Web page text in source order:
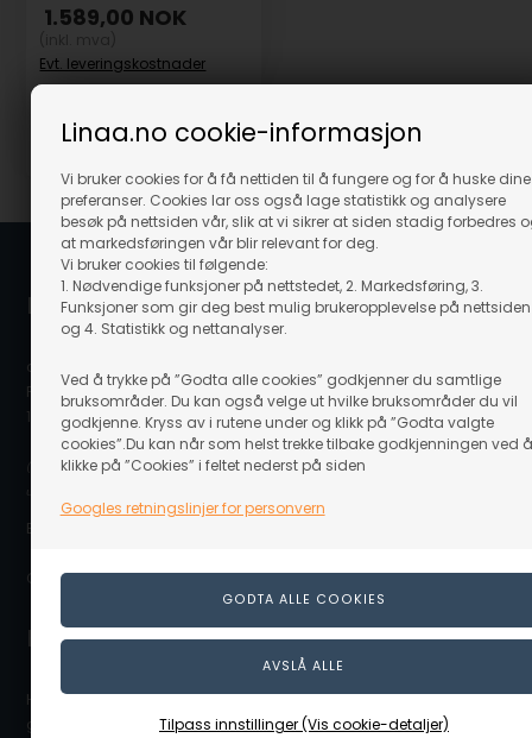
Linaa.no cookie-informasjon
Vi bruker cookies for å få nettiden til å fungere og for å huske dine
preferanser. Cookies lar oss også lage statistikk og analysere
besøk på nettsiden vår, slik at vi sikrer at siden stadig forbedres
at markedsføringen vår blir relevant for deg.
Vi bruker cookies til følgende:
1. Nødvendige funksjoner på nettstedet, 2. Markedsføring, 3.
Funksjoner som gir deg best mulig brukeropplevelse på nettsiden
og 4. Statistikk og nettanalyser.
Ved å trykke på ”Godta alle cookies” godkjenner du samtlige
bruksområder. Du kan også velge ut hvilke bruksområder du vil
godkjenne. Kryss av i rutene under og klikk på ”Godta valgte
cookies”.Du kan når som helst trekke tilbake godkjenningen ved å
klikke på ”Cookies” i feltet nederst på siden
Googles retningslinjer for personvern
Tilpass innstillinger (Vis cookie-detaljer)
1.589,00 NOK
Evt. leveringskostnader
Linå / Linaa.no
c/o Scanvisio AS
Postboks 80
1917 Ytre Enebakk
(Ovennevnte adresse er en postboksadresse. Det er ikke noe
utstillingslokale/butikk på adressen eller mulighet for å hente varer.)
E-post: info@linaa.no
Organisasjonsnummer: 929 480 848
Kontakt kundeservice
Hvis du trenger hjelpe eller har spørgsmål så hjelper vi deg
gjerne. Send e-post til info@linaa.no